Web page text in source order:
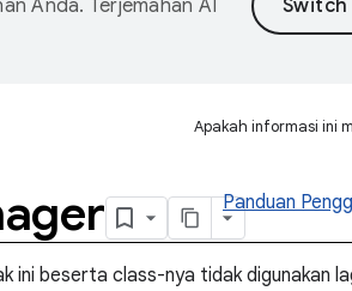
Anda. Terjemahan AI
Apakah informasi ini
Panduan
ini beserta class-nya tidak digunakan